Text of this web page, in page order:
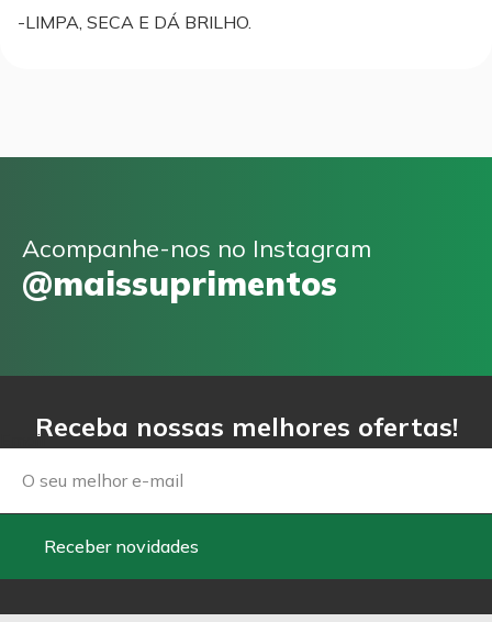
-LIMPA, SECA E DÁ BRILHO.
Acompanhe-nos no Instagram
@maissuprimentos
Receba nossas melhores ofertas!
Email
Receber novidades